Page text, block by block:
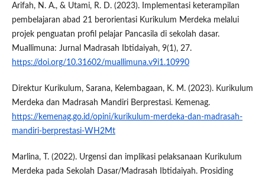
Arifah, N. A., & Utami, R. D. (2023). Implementasi keterampilan
pembelajaran abad 21 berorientasi Kurikulum Merdeka melalui
projek penguatan profil pelajar Pancasila di sekolah dasar.
Muallimuna: Jurnal Madrasah Ibtidaiyah, 9(1), 27.
https://doi.org/10.31602/muallimuna.v9i1.10990
Direktur Kurikulum, Sarana, Kelembagaan, K. M. (2023). Kurikulum
Merdeka dan Madrasah Mandiri Berprestasi. Kemenag.
https://kemenag.go.id/opini/kurikulum-merdeka-dan-madrasah-
mandiri-berprestasi-WH2Mt
Marlina, T. (2022). Urgensi dan implikasi pelaksanaan Kurikulum
Merdeka pada Sekolah Dasar/Madrasah Ibtidaiyah. Prosiding